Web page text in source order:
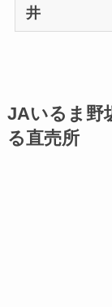
井
JAいるま野
る直売所